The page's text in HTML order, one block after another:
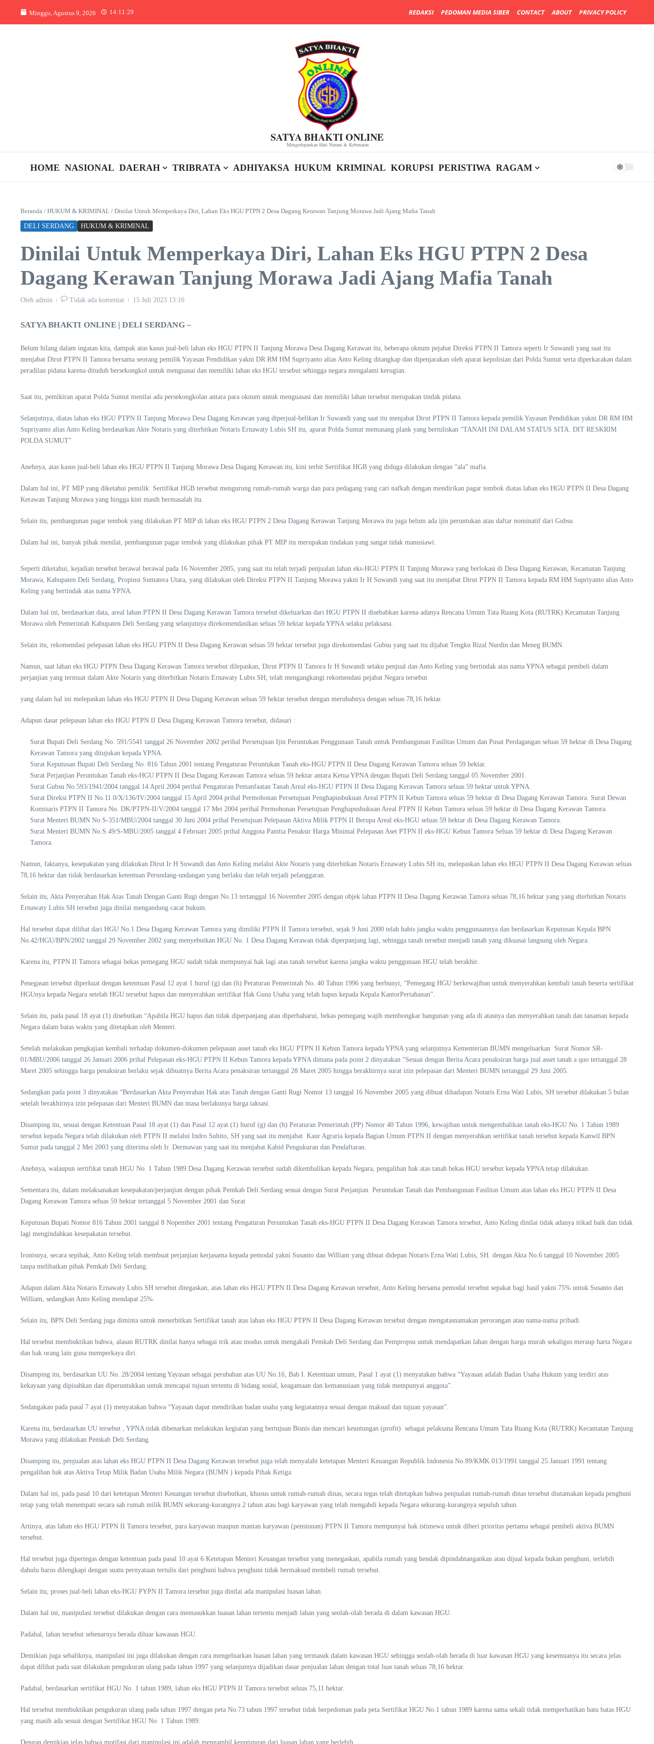
Minggu, Agustus 9, 2026
14:11:29 REDAKSI PEDOMAN MEDIA SIBER CONTACT ABOUT PRIVACY POLICY
SATYA BHAKTI ONLINE
Mengedepankan Hati Nurani & Kebenaran
HOME NASIONAL DAERAH TRIBRATA ADHIYAKSA HUKUM KRIMINAL KORUPSI PERISTIWA RAGAM
Beranda / HUKUM & KRIMINAL / Dinilai Untuk Memperkaya Diri, Lahan Eks HGU PTPN 2 Desa Dagang Kerawan Tanjung Morawa Jadi Ajang Mafia Tanah
DELI SERDANG HUKUM & KRIMINAL
Dinilai Untuk Memperkaya Diri, Lahan Eks HGU PTPN 2 Desa
Dagang Kerawan Tanjung Morawa Jadi Ajang Mafia Tanah
Oleh admin Tidak ada komentar 15 Juli 2023 13:16
SATYA BHAKTI ONLINE | DELI SERDANG –
Belum hilang dalam ingatan kita, dampak atas kasus jual-beli lahan eks HGU PTPN II Tanjung Morawa Desa Dagang Kerawan itu, beberapa oknum pejabat Direksi PTPN II Tamora seperti Ir Suwandi yang saat itu
menjabat Dirut PTPN II Tamora bersama seorang pemilik Yayasan Pendidikan yakni DR RM HM Supriyanto alias Anto Keling ditangkap dan dipenjarakan oleh aparat kepolisian dari Polda Sumut serta diperkarakan dalam
peradilan pidana karena dituduh bersekongkol untuk menguasai dan memiliki lahan eks HGU tersebut sehingga negara mengalami kerugian.
Saat itu, pemikiran aparat Polda Sumut menilai ada persekongkolan antara para oknum untuk menguasasi dan memiliki lahan tersebut merupakan tindak pidana.
Selanjutnya, diatas lahan eks HGU PTPN II Tanjung Morawa Desa Dagang Kerawan yang diperjual-belikan Ir Suwandi yang saat itu menjabat Dirut PTPN II Tamora kepada pemilik Yayasan Pendidikan yakni DR RM HM
Supriyanto alias Anto Keling berdasarkan Akte Notaris yang diterbitkan Notaris Ernawaty Lubis SH itu, aparat Polda Sumut memasang plank yang bertuliskan “TANAH INI DALAM STATUS SITA. DIT RESKRIM
POLDA SUMUT”
Anehnya, atas kasus jual-beli lahan eks HGU PTPN II Tanjung Morawa Desa Dagang Kerawan itu, kini terbit Sertifikat HGB yang diduga dilakukan dengan “ala” mafia.
Dalam hal ini, PT MIP yang diketahui pemilik Sertifikat HGB tersebut mengurung rumah-rumah warga dan para pedagang yang cari nafkah dengan mendirikan pagar tembok diatas lahan eks HGU PTPN II Desa Dagang
Kerawan Tanjung Morawa yang hingga kini masih bermasalah itu.
Selain itu, pembangunan pagar tembok yang dilakukan PT MIP di lahan eks HGU PTPN 2 Desa Dagang Kerawan Tanjung Morawa itu juga belum ada ijin peruntukan atau daftar nominatif dari Gubsu.
Dalam hal ini, banyak pihak menilai, pembangunan pagar tembok yang dilakukan pihak PT MIP itu merupakan tindakan yang sangat tidak manusiawi.
Seperti diketahui, kejadian tersebut berawal berawal pada 16 November 2005, yang saat itu telah terjadi penjualan lahan eks-HGU PTPN II Tanjung Morawa yang berlokasi di Desa Dagang Kerawan, Kecamatan Tanjung
Morawa, Kabupaten Deli Serdang, Propinsi Sumatera Utara, yang dilakukan oleh Direksi PTPN II Tanjung Morawa yakni Ir H Suwandi yang saat itu menjabat Dirut PTPN II Tamora kepada RM HM Supriyanto alias Anto
Keling yang bertindak atas nama YPNA.
Dalam hal ini, berdasarkan data, areal lahan PTPN II Desa Dagang Kerawan Tamora tersebut dikeluarkan dari HGU PTPN II disebabkan karena adanya Rencana Umum Tata Ruang Kota (RUTRK) Kecamatan Tanjung
Morawa oleh Pemerintah Kabupaten Deli Serdang yang selanjutnya direkomendasikan seluas 59 hektar kepada YPNA selaku pelaksana.
Selain itu, rekomendasi pelepasan lahan eks HGU PTPN II Desa Dagang Kerawan seluas 59 hektar tersebut juga direkomendasi Gubsu yang saat itu dijabat Tengku Rizal Nurdin dan Meneg BUMN.
Namun, saat lahan eks HGU PTPN Desa Dagang Kerawan Tamora tersebut dilepaskan, Dirut PTPN II Tamora Ir H Suwandi selaku penjual dan Anto Keling yang bertindak atas nama YPNA sebagai pembeli dalam
perjanjian yang termuat dalam Akte Notaris yang diterbitkan Notaris Ernawaty Lubis SH, telah mengangkangi rekomendasi pejabat Negara tersebut
yang dalam hal ini melepaskan lahan eks HGU PTPN II Desa Dagang Kerawan seluas 59 hektar tersebut dengan merubahnya dengan seluas 78,16 hektar.
Adapun dasar pelepasan lahan eks HGU PTPN II Desa Dagang Kerawan Tamora tersebut, didasari :
Surat Bupati Deli Serdang No. 591/5541 tanggal 26 November 2002 perihal Persetujuan Ijin Peruntukan Penggunaan Tanah untuk Pembangunan Fasilitas Umum dan Pusat Perdagangan seluas 59 hektar di Desa Dagang
Kerawan Tamora yang ditujukan kepada YPNA.
Surat Keputusan Bupati Deli Serdang No. 816 Tahun 2001 tentang Pengaturan Peruntukan Tanah eks-HGU PTPN II Desa Dagang Kerawan Tamora seluas 59 hektar.
Surat Perjanjian Peruntukan Tanah eks-HGU PTPN II Desa Dagang Kerawan Tamora seluas 59 hektar antara Ketua YPNA dengan Bupati Deli Serdang tanggal 05 November 2001.
Surat Gubsu No.593/1941/2004 tanggal 14 April 2004 perihal Pengaturan Pemanfaatan Tanah Areal eks-HGU PTPN II Desa Dagang Kerawan Tamora seluas 59 hektar untuk YPNA.
Surat Direksi PTPN II No.11.0/X/136/IV/2004 tanggal 15 April 2004 prihal Permohonan Persetujuan Penghapusbukuan Areal PTPN II Kebun Tamora seluas 59 hektar di Desa Dagang Kerawan Tamora. Surat Dewan
Komisaris PTPN II Tamora No. DK/PTPN-II/V/2004 tanggal 17 Mei 2004 perihal Permohonan Persetujuan Penghapusbukuan Areal PTPN II Kebun Tamora seluas 59 hektar di Desa Dagang Kerawan Tamora.
Surat Menteri BUMN No.S-351/MBU/2004 tanggal 30 Juni 2004 prihal Persetujuan Pelepasan Aktiva Milik PTPN II Berupa Areal eks-HGU seluas 59 hektar di Desa Dagang Kerawan Tamora.
Surat Menteri BUMN No.S.49/S-MBU/2005 tanggal 4 Februari 2005 prihal Anggota Panitia Penaksir Harga Minimal Pelepasan Aset PTPN II eks-HGU Kebun Tamora Seluas 59 hektar di Desa Dagang Kerawan
Tamora.
Namun, faktanya, kesepakatan yang dilakukan Dirut Ir H Suwandi dan Anto Keling melalui Akte Notaris yang diterbitkan Notaris Ernawaty Lubis SH itu, melepaskan lahan eks HGU PTPN II Desa Dagang Kerawan seluas
78,16 hektar dan tidak berdasarkan ketentuan Perundang-undangan yang berlaku dan telah terjadi pelanggaran.
Selain itu, Akta Penyerahan Hak Atas Tanah Dengan Ganti Rugi dengan No.13 tertanggal 16 November 2005 dengan objek lahan PTPN II Desa Dagang Kerawan Tamora seluas 78,16 hektar yang yang dterbitkan Notaris
Ernawaty Lubis SH tersebut juga dinilai mengandung cacat hukum.
Hal tersebut dapat dilihat dari HGU No.1 Desa Dagang Kerawan Tamora yang dimiliki PTPN II Tamora tersebut, sejak 9 Juni 2000 telah habis jangka waktu penggunaannya dan berdasarkan Keputusan Kepala BPN
No.42/HGU/BPN/2002 tanggal 29 November 2002 yang menyebutkan HGU No. 1 Desa Dagang Kerawan tidak diperpanjang lagi, sehingga tanah tersebut menjadi tanah yang dikuasai langsung oleh Negara.
Karena itu, PTPN II Tamora sebagai bekas pemegang HGU sudah tidak mempunyai hak lagi atas tanah tersebut karena jangka waktu penggunaan HGU telah berakhir.
Penegasan tersebut diperkuat dengan ketentuan Pasal 12 ayat 1 huruf (g) dan (h) Peraturan Pemerintah No. 40 Tahun 1996 yang berbunyi, “Pemegang HGU berkewajiban untuk menyerahkan kembali tanah beserta sertifikat
HGUnya kepada Negara setelah HGU tersebut hapus dan menyerahkan sertifikat Hak Guna Usaha yang telah hapus kepada Kepala KantorPertahanan”.
Selain itu, pada pasal 18 ayat (1) disebutkan “Apabila HGU hapus dan tidak diperpanjang atau diperbaharui, bekas pemegang wajib membongkar bangunan yang ada di atasnya dan menyerahkan tanah dan tanaman kepada
Negara dalam batas waktu yang ditetapkan oleh Menteri.
Setelah melakukan pengkajian kembali terhadap dokumen-dokumen pelepasan asset tanah eks HGU PTPN II Kebun Tamora kepada YPNA yang selanjutnya Kementerian BUMN mengeluarkan Surat Nomor SR-
01/MBU/2006 tanggal 26 Januari 2006 prihal Pelepasan eks-HGU PTPN II Kebun Tamora kepada YPNA dimana pada point 2 dinyatakan “Sesuai dengan Berita Acara penaksiran harga jual asset tanah a quo tertanggal 28
Maret 2005 sehingga harga penaksiran berlaku sejak dibuatnya Berita Acara penaksiran tertanggal 28 Maret 2005 hingga berakhirnya surat izin pelepasan dari Menteri BUMN tertanggal 29 Juni 2005.
Sedangkan pada point 3 dinyatakan “Berdasarkan Akta Penyerahan Hak atas Tanah dengan Ganti Rugi Nomor 13 tanggal 16 November 2005 yang dibuat dihadapan Notaris Erna Wati Lubis, SH tersebut dilakukan 5 bulan
setelah berakhirnya izin pelepasan dari Menteri BUMN dan masa berlakunya harga taksasi.
Disamping itu, sesuai dengan Ketentuan Pasal 18 ayat (1) dan Pasal 12 ayat (1) huruf (g) dan (h) Peraturan Pemerintah (PP) Nomor 40 Tahun 1996, kewajiban untuk mengembalikan tanah eks-HGU No. 1 Tahun 1989
tersebut kepada Negara telah dilakukan oleh PTPN II melalui Indro Suhito, SH yang saat itu menjabat Kaur Agraria kepada Bagian Umum PTPN II dengan menyerahkan sertifikat tanah tersebut kepada Kanwil BPN
Sumut pada tanggal 2 Mei 2003 yang diterima oleh Ir. Dermawan yang saat itu menjabat Kabid Pengukuran dan Pendaftaran.
Anehnya, walaupun sertifikat tanah HGU No. 1 Tahun 1989 Desa Dagang Kerawan tersebut sudah dikembalikan kepada Negara, pengalihan hak atas tanah bekas HGU tersebut kepada YPNA tetap dilakukan.
Sementara itu, dalam melaksanakan kesepakatan/perjanjian dengan pihak Pemkab Deli Serdang sesuai dengan Surat Perjanjian Peruntukan Tanah dan Pembangunan Fasilitas Umum atas lahan eks HGU PTPN II Desa
Dagang Kerawan Tamora seluas 59 hektar tertanggal 5 November 2001 dan Surat
Keputusan Bupati Nomor 816 Tahun 2001 tanggal 8 Nopember 2001 tentang Pengaturan Peruntukan Tanah eks-HGU PTPN II Desa Dagang Kerawan Tamora tersebut, Anto Keling dinilai tidak adanya itikad baik dan tidak
lagi mengindahkan kesepakatan tersebut.
Ironisnya, secara sepihak, Anto Keling telah membuat perjanjian kerjasama kepada pemodal yakni Susanto dan William yang dibuat didepan Notaris Erna Wati Lubis, SH. dengan Akta No.6 tanggal 10 November 2005
tanpa melibatkan pihak Pemkab Deli Serdang.
Adapun dalam Akta Notaris Ernawaty Lubis SH tersebut ditegaskan, atas lahan eks HGU PTPN II Desa Dagang Kerawan tersebut, Anto Keling bersama pemodal tersebut sepakat bagi hasil yakni 75% untuk Susanto dan
William, sedangkan Anto Keling mendapat 25%.
Selain itu, BPN Deli Serdang juga diminta untuk menerbitkan Sertifikat tanah atas lahan eks HGU PTPN II Desa Dagang Kerawan tersebut dengan mengatasnamakan perorangan atau nama-nama pribadi.
Hal tersebut membuktikan bahwa, alasan RUTRK dinilai hanya sebagai trik atau modus untuk mengakali Pemkab Deli Serdang dan Pempropsu untuk mendapatkan lahan dengan harga murah sekaligus meraup harta Negara
dan hak orang lain guna memperkaya diri.
Disamping itu, berdasarkan UU No. 28/2004 tentang Yayasan sebagai perubahan atas UU No.16, Bab I. Ketentuan umum, Pasal 1 ayat (1) menyatakan bahwa “Yayasan adalah Badan Usaha Hukum yang terdiri atas
kekayaan yang dipisahkan dan diperuntukkan untuk mencapai tujuan tertentu di bidang sosial, keagamaan dan kemanusiaan yang tidak mempunyai anggota”.
Sedangakan pada pasal 7 ayat (1) menyatakan bahwa “Yayasan dapat mendirikan badan usaha yang kegiatannya sesuai dengan maksud dan tujuan yayasan”.
Karena itu, berdasarkan UU tersebut , YPNA tidak dibenarkan melakukan kegiatan yang bertujuan Bisnis dan mencari keuntungan (profit) sebagai pelaksana Rencana Umum Tata Ruang Kota (RUTRK) Kecamatan Tanjung
Morawa yang dilakukan Pemkab Deli Serdang
Disamping itu, penjualan atas lahan eks HGU PTPN II Desa Dagang Kerawan tersebut juga telah menyalahi ketetapan Menteri Keuangan Republik Indonesia No.89/KMK.013/1991 tanggal 25 Januari 1991 tentang
pengalihan hak atas Aktiva Tetap Milik Badan Usaha Milik Negara (BUMN ) kepada Pihak Ketiga.
Dalam hal ini, pada pasal 10 dari ketetapan Menteri Keuangan tersebut disebutkan, khusus untuk rumah-rumah dinas, secara tegas telah ditetapkan bahwa penjualan rumah-rumah dinas tersebut diutamakan kepada penghuni
tetap yang telah menempati secara sah rumah milik BUMN sekurang-kurangnya 2 tahun atau bagi karyawan yang telah mengabdi kepada Negara sekurang-kurangnya sepuluh tahun.
Artinya, atas lahan eks HGU PTPN II Tamora tersebut, para karyawan maupun mantan karyawan (pensiunan) PTPN II Tamora mempunyai hak istimewa untuk diberi prioritas pertama sebagai pembeli aktiva BUMN
tersebut.
Hal tersebut juga dipertegas dengan ketentuan pada pasal 10 ayat 6 Ketetapan Menteri Keuangan tersebut yang menegaskan, apabila rumah yang hendak dipindahtangankan atau dijual kepada bukan penghuni, terlebih
dahulu harus dilengkapi dengan suatu pernyataan tertulis dari penghuni bahwa penghuni tidak bermaksud membeli rumah tersebut.
Selain itu, proses jual-beli lahan eks-HGU PYPN II Tamora tersebut juga dinilai ada manipulasi luasan lahan.
Dalam hal ini, manipulasi tersebut dilakukan dengan cara memasukkan luasan lahan tertentu menjadi lahan yang seolah-olah berada di dalam kawasan HGU.
Padahal, lahan tersebut sebenarnya berada diluar kawasan HGU.
Demikian juga sebaliknya, manipulasi ini juga dilakukan dengan cara mengeluarkan luasan lahan yang termasuk dalam kawasan HGU sehingga seolah-olah berada di luar kawasan HGU yang kesemuanya itu secara jelas
dapat dilihat pada saat dilakukan pengukuran ulang pada tahun 1997 yang selanjutnya dijadikan dasar penjualan lahan dengan total luas tanah seluas 78,16 hektar.
Padahal, berdasarkan sertifikat HGU No. 1 tahun 1989, lahan eks HGU PTPN II Tamora tersebut seluas 75,11 hektar.
Hal tersebut membuktikan pengukuran ulang pada tahun 1997 dengan peta No.73 tahun 1997 tersebut tidak berpedoman pada peta Sertifikat HGU No.1 tahun 1989 karena sama sekali tidak memperhatikan batu batas HGU
yang masih ada sesuai dengan Sertifikat HGU No. 1 Tahun 1989.
Dengan demikian jelas bahwa motifasi dari manipulasi ini adalah mengambil keuntungan dari luasan lahan yang berlebih.